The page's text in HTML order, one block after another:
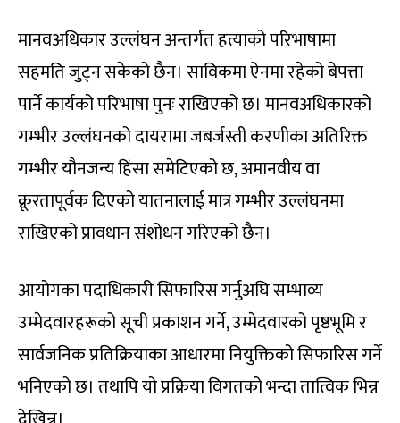
मानवअधिकार उल्लंघन अन्तर्गत हत्याको परिभाषामा
सहमति जुट्न सकेको छैन। साविकमा ऐनमा रहेको बेपत्ता
पार्ने कार्यको परिभाषा पुनः राखिएको छ। मानवअधिकारको
गम्भीर उल्लंघनको दायरामा जबर्जस्ती करणीका अतिरिक्त
गम्भीर यौनजन्य हिंसा समेटिएको छ, अमानवीय वा
क्रूरतापूर्वक दिएको यातनालाई मात्र गम्भीर उल्लंघनमा
राखिएको प्रावधान संशोधन गरिएको छैन।
आयोगका पदाधिकारी सिफारिस गर्नुअघि सम्भाव्य
उम्मेदवारहरूको सूची प्रकाशन गर्ने, उम्मेदवारको पृष्ठभूमि र
सार्वजनिक प्रतिक्रियाका आधारमा नियुक्तिको सिफारिस गर्ने
भनिएको छ। तथापि यो प्रक्रिया विगतको भन्दा तात्विक भिन्न